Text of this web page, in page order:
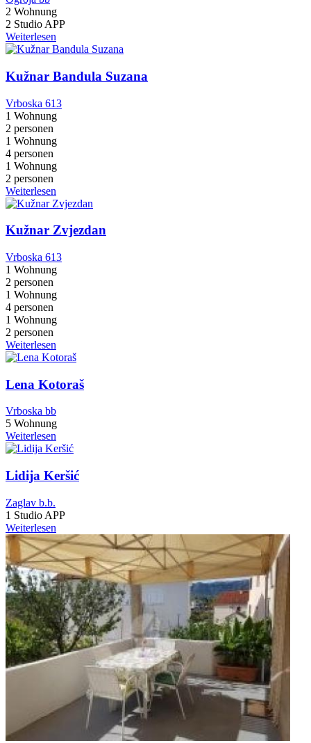
2 Wohnung
2 Studio APP
Weiterlesen
Kužnar Bandula Suzana
Vrboska 613
1 Wohnung
2 personen
1 Wohnung
4 personen
1 Wohnung
2 personen
Weiterlesen
Kužnar Zvjezdan
Vrboska 613
1 Wohnung
2 personen
1 Wohnung
4 personen
1 Wohnung
2 personen
Weiterlesen
Lena Kotoraš
Vrboska bb
5 Wohnung
Weiterlesen
Lidija Keršić
Zaglav b.b.
1 Studio APP
Weiterlesen